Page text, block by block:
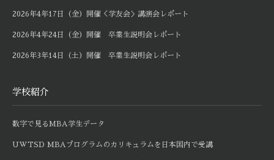
2026年4年17日（金）開催＜学友会＞講演会レポート
2026年4年24日（金）開催 卒業生説明会レポート
2026年3年14日（土）開催 卒業生説明会レポート
学校紹介
数字で見るMBA学生データ
UWTSD MBAプログラムのカリキュラムを日本国内で受講